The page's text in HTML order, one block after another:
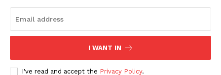
I WANT IN
I've read and accept the Privacy Policy.